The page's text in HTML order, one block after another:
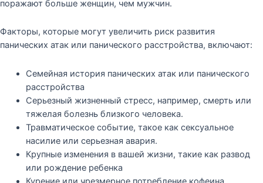
поражают больше женщин, чем мужчин.
Факторы, которые могут увеличить риск развития
панических атак или панического расстройства, включают:
Семейная история панических атак или панического
расстройства
Серьезный жизненный стресс, например, смерть или
тяжелая болезнь близкого человека.
Травматическое событие, такое как сексуальное
насилие или серьезная авария.
Крупные изменения в вашей жизни, такие как развод
или рождение ребенка